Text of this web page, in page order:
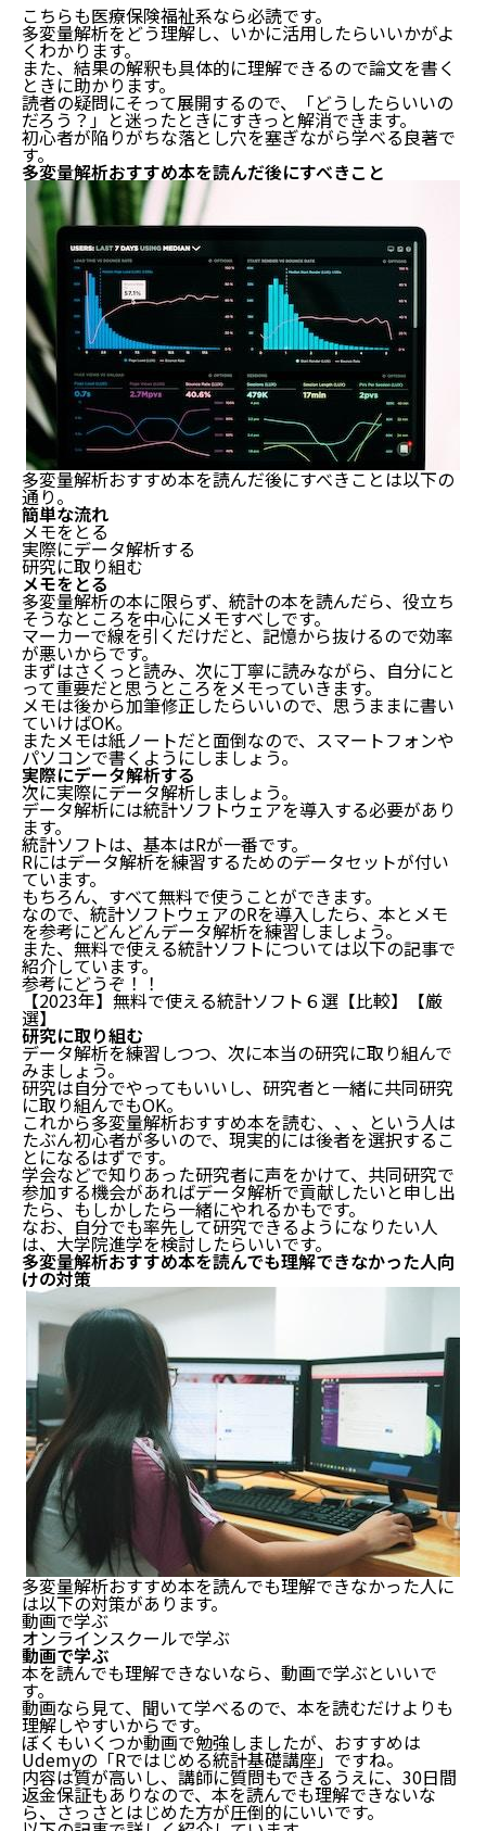
こちらも医療保険福祉系なら必読です。
多変量解析をどう理解し、いかに活用したらいいかがよ
くわかります。
また、結果の解釈も具体的に理解できるので論文を書く
ときに助かります。
読者の疑問にそって展開するので、「どうしたらいいの
だろう？」と迷ったときにすきっと解消できます。
初心者が陥りがちな落とし穴を塞ぎながら学べる良著で
す。
多変量解析おすすめ本を読んだ後にすべきこと
多変量解析おすすめ本を読んだ後にすべきことは以下の
通り。
簡単な流れ
メモをとる
実際にデータ解析する
研究に取り組む
メモをとる
多変量解析の本に限らず、統計の本を読んだら、役立ち
そうなところを中心にメモすべしです。
マーカーで線を引くだけだと、記憶から抜けるので効率
が悪いからです。
まずはさくっと読み、次に丁寧に読みながら、自分にと
って重要だと思うところをメモっていきます。
メモは後から加筆修正したらいいので、思うままに書い
ていけばOK。
またメモは紙ノートだと面倒なので、スマートフォンや
パソコンで書くようにしましょう。
実際にデータ解析する
次に実際にデータ解析しましょう。
データ解析には統計ソフトウェアを導入する必要があり
ます。
統計ソフトは、基本はRが一番です。
Rにはデータ解析を練習するためのデータセットが付い
ています。
もちろん、すべて無料で使うことができます。
なので、統計ソフトウェアのRを導入したら、本とメモ
を参考にどんどんデータ解析を練習しましょう。
また、無料で使える統計ソフトについては以下の記事で
紹介しています。
参考にどうぞ！！
【2023年】無料で使える統計ソフト６選【比較】【厳
選】
研究に取り組む
データ解析を練習しつつ、次に本当の研究に取り組んで
みましょう。
研究は自分でやってもいいし、研究者と一緒に共同研究
に取り組んでもOK。
これから多変量解析おすすめ本を読む、、、という人は
たぶん初心者が多いので、現実的には後者を選択するこ
とになるはずです。
学会などで知りあった研究者に声をかけて、共同研究で
参加する機会があればデータ解析で貢献したいと申し出
たら、もしかしたら一緒にやれるかもです。
なお、自分でも率先して研究できるようになりたい人
は、大学院進学を検討したらいいです。
多変量解析おすすめ本を読んでも理解できなかった人向
けの対策
多変量解析おすすめ本を読んでも理解できなかった人に
は以下の対策があります。
動画で学ぶ
オンラインスクールで学ぶ
動画で学ぶ
本を読んでも理解できないなら、動画で学ぶといいで
す。
動画なら見て、聞いて学べるので、本を読むだけよりも
理解しやすいからです。
ぼくもいくつか動画で勉強しましたが、おすすめは
Udemyの「Rではじめる統計基礎講座」ですね。
内容は質が高いし、講師に質問もできるうえに、30日間
返金保証もありなので、本を読んでも理解できないな
ら、さっさとはじめた方が圧倒的にいいです。
多変量解析の初心者におすすめな本5選
Rによる多変量解析入門
言葉と数式で理解する多変量解析入門
データ解析のための統計モデリング入門
看護学のための多変量解析入門
医学的研究のための多変量解析
多変量解析おすすめ本を読んだ後にすべきこと
メモをとる
実際にデータ解析する
研究に取り組む
多変量解析おすすめ本を読んでも理解できなかった人
向けの対策
動画で学ぶ
オンラインスクールで学ぶ
まとめ：多変量解析の初心者におすすめな本5選＋α